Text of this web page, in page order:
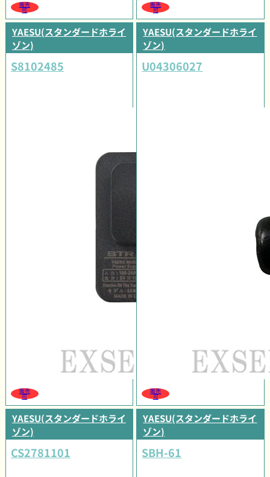
販売
可
販売
可
YAESU(スタンダードホライ
ゾン)
S8102485
販売
可
YAESU(スタンダードホライ
ゾン)
U04306027
販売
可
YAESU(スタンダードホライ
ゾン)
CS2781101
YAESU(スタンダードホライ
ゾン)
SBH-61